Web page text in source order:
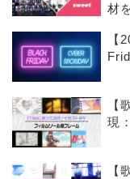
材
【
【
現
【